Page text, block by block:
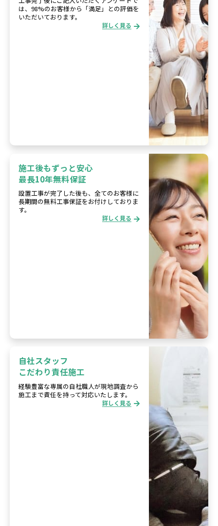
は、98%のお客様から「満足」との評価を
いただいております。
詳しく見る
施工後もずっと安心
最長10年無料保証
設置工事が完了した後も、全てのお客様に
長期間の無料工事保証をお付けしておりま
す。
詳しく見る
自社スタッフ
こだわり責任施工
経験豊富な専属の自社職人が現地調査から
施工まで責任を持って対応いたします。
詳しく見る